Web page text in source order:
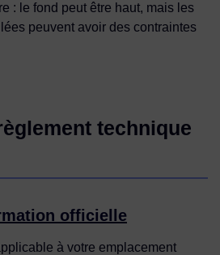
: le fond peut être haut, mais les
peuvent avoir des contraintes
technique
officielle
à votre emplacement